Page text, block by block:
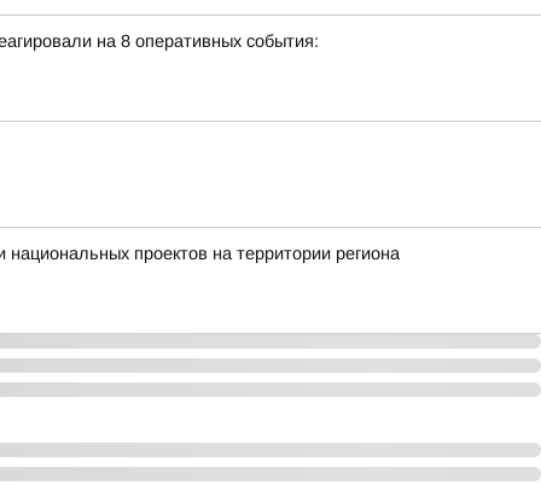
на 8 оперативных события:
проектов на территории региона